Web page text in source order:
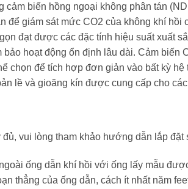
cảm biến hồng ngoại không phân tán
để giám sát mức CO2 của không khí hồi
đạt được các đặc tính hiệu suất xuất
hoạt động ổn định lâu dài. Cảm biến
chọn để tích hợp đơn giản vào bất kỳ
lề và gioăng kín được cung cấp cho
vui lòng tham khảo hướng dẫn lắp đặt
ống dẫn khí hồi với ống lấy mẫu
thẳng của ống dẫn, cách ít nhất năm